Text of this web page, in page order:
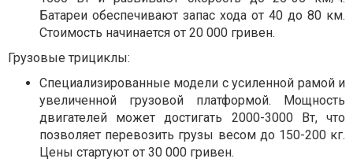
Батареи обеспечивают запас хода от 40 до 80 км.
Стоимость начинается от 20 000 гривен.
Грузовые трициклы:
Специализированные модели с усиленной рамой и
увеличенной грузовой платформой. Мощность
двигателей может достигать 2000-3000 Вт, что
позволяет перевозить грузы весом до 150-200 кг.
Цены стартуют от 30 000 гривен.